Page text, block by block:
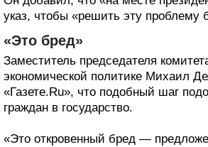
указ, чтобы «решить эту проблему
«Это бред»
Заместитель председателя
экономической политике Михаил
«Газете.Ru», что подобный шаг
граждан в государство.
«Это откровенный бред —